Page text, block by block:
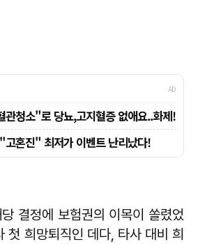
결정에 보험권의 이목이 쏠렸었
첫 희망퇴직인 데다, 타사 대비 희